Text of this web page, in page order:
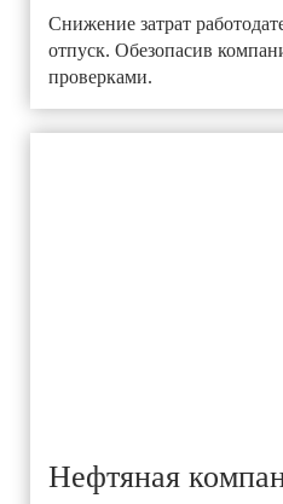
Снижение затрат
отпуск. Обезопасив
проверками.
Нефтяная